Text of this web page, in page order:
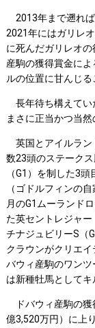
2013年まで遡れば
2021年にはガリレ
に死んだガリレオの
産駒の獲得賞金に
ルの位置に甘んじる
長年待ち構えてい
まさに正当かつ当然
英国とアイルラン
数23頭のステーク
（G1）を制した3
（ゴドルフィンの
月のG1ムーランド
た英セントレジャ
チナジュビリーS（
クラウンがクリエ
バウィ産駒のワン
は新種牡馬としてキ
ドバウィ産駒の獲
億3,520万円）に上